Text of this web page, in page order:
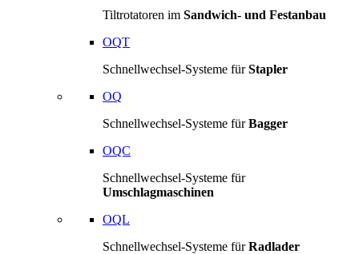
Tiltrotatoren im Sandwich- und Festanbau
OQT
Schnellwechsel-Systeme fürStapler
OQ
Schnellwechsel-Systeme fürBagger
OQC
Schnellwechsel-Systeme für
Umschlagmaschinen
OQL
Schnellwechsel-Systeme fürRadlader